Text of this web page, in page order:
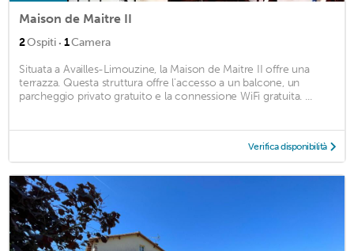
Maison de Maitre II
2Ospiti · 1Camera
Situata a Availles-Limouzine, la Maison de Maitre II offre una
terrazza. Questa struttura offre l'accesso a un balcone, un
parcheggio privato gratuito e la connessione WiFi gratuita. ...
Verifica disponibilità